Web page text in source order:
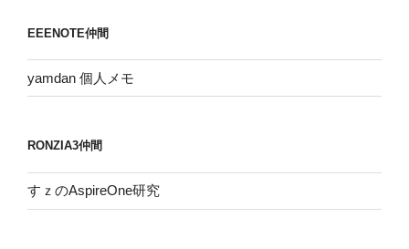
ブ
EEENOTE仲間
yamdan 個人メモ
RONZIA3仲間
すｚのAspireOne研究